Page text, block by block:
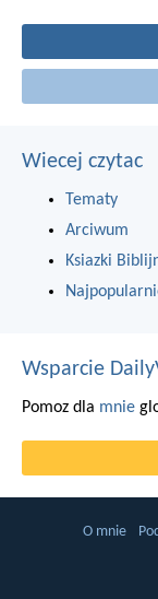
Wiecej czytac
Tematy
Arciwum
Ksiazki
Wsparcie
Pomoz dla mnie
O mnie